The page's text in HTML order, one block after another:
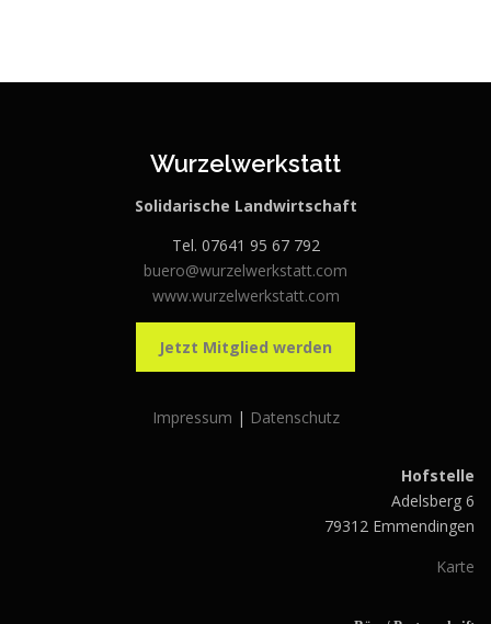
Wurzelwerkstatt
Solidarische Landwirtschaft
Tel. 07641 95 67 792
buero@wurzelwerkstatt.com
www.wurzelwerkstatt.com
Jetzt Mitglied werden
Impressum | Datenschutz
Hofstelle
Adelsberg 6
79312 Emmendingen
Karte